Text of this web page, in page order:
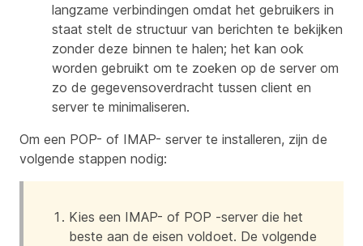
langzame verbindingen omdat het gebruikers in
staat stelt de structuur van berichten te bekijken
zonder deze binnen te halen; het kan ook
worden gebruikt om te zoeken op de server om
zo de gegevensoverdracht tussen client en
server te minimaliseren.
Om een POP- of IMAP- server te installeren, zijn de
volgende stappen nodig:
Kies een IMAP- of POP -server die het
beste aan de eisen voldoet. De volgende